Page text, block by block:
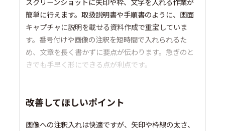
簡単に行えます。取扱説明書や手順書のように、画面
キャプチャに説明を載せる資料作成で重宝していま
す。番号付けや画像の注釈を短時間で入れられるた
め、文章を長く書かずに要点が伝わります。急ぎのと
きでも手早く形にできる点が利点です。
改善してほしいポイント
画像への注釈入れは快適ですが、矢印や枠線の太さ、